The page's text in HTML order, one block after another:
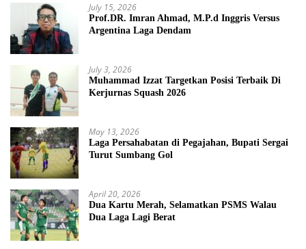
July 15, 2026
Prof.DR. Imran Ahmad, M.P.d Inggris Versus
Argentina Laga Dendam
July 3, 2026
Muhammad Izzat Targetkan Posisi Terbaik Di
Kerjurnas Squash 2026
May 13, 2026
Laga Persahabatan di Pegajahan, Bupati Sergai
Turut Sumbang Gol
April 20, 2026
Dua Kartu Merah, Selamatkan PSMS Walau
Dua Laga Lagi Berat